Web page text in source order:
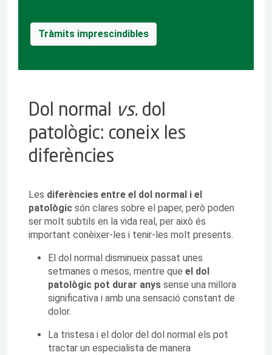
Tràmits imprescindibles
Dol normal vs. dol
patològic: coneix les
diferències
Les diferències entre el dol normal i el
patològic són clares sobre el paper, però poden
ser molt subtils en la vida real, per això és
important conèixer-les i tenir-les molt presents.
El dol normal disminueix passat unes
setmanes o mesos, mentre queel dol
patològic pot durar anys sense una millora
significativa i amb una sensació constant de
dolor.
La tristesa i el dolor del dol normal els pot
tractar un especialista de manera